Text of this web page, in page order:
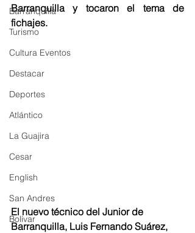
Barranquilla
Turismo
Cultura Eventos
Destacar
Deportes
Atlántico
La Guajira
Cesar
English
San Andres
Bolívar
Barranquilla y tocaron el tema de
fichajes.
El nuevo técnico del Junior de
Barranquilla, Luis Fernando Suárez,